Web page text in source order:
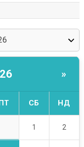
»
СБ НД
1 2